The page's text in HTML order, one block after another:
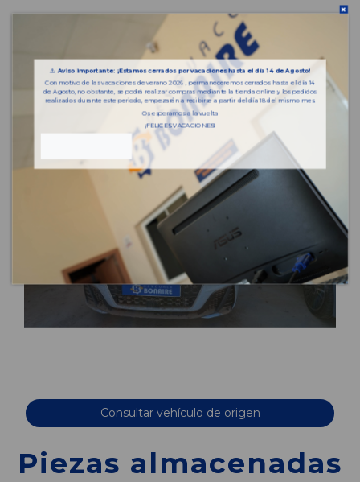
Consultar vehículo de origen
Piezas almacenadas
⚠️Aviso importante: ¡Estamos cerrados por vacaciones hasta el día 14 de Agosto!
Con motivo de las vacaciones de verano 2026 , permaneceremos cerrados hasta el día 14
de Agosto, no obstante, se podrá realizar compras mediante la tienda online y los pedidos
realizados durante este periodo, empezarán a recibirse a partir del día 18 del mismo mes.
Os esperamos a la vuelta
¡FELICES VACACIONES!